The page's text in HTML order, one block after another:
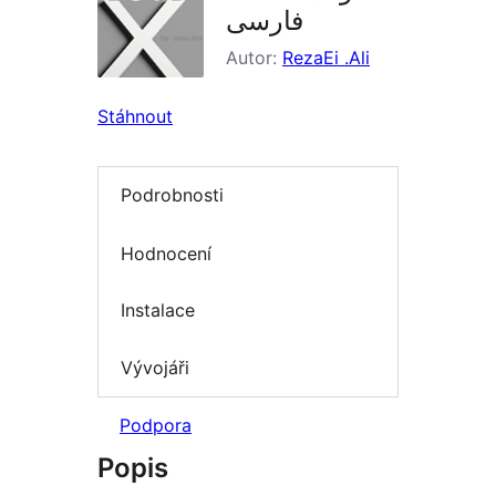
فارسی
Autor: RezaEi .Ali
Stáhnout
Podrobnosti
Hodnocení
Instalace
Vývojáři
Podpora
Popis